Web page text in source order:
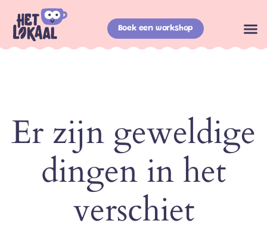
Boek een workshop
Er zijn geweldige
dingen in het
verschiet